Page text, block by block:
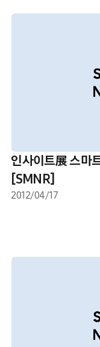
인사이트展 스마
[SMNR]
2012/04/17